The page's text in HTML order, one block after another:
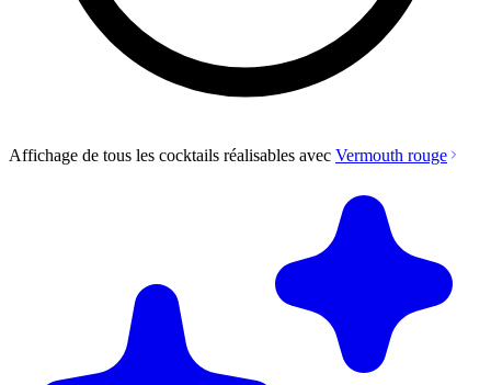
Affichage de tous les cocktails réalisables avec Vermouth rouge